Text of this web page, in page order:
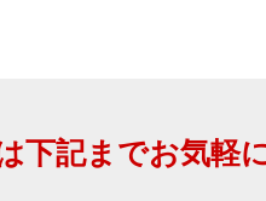
下記までお気軽